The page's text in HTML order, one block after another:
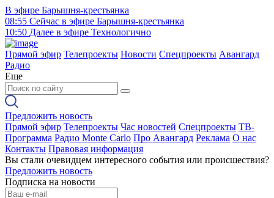
В эфире Барышня-крестьянка
08:55 Сейчас в эфире Барышня-крестьянка
10:50 Далее в эфире Технологично
Прямой эфир Телепроекты Новости Спецпроекты Авангард
Радио
Еще
Предложить новость
Прямой эфир Телепроекты Час новостей Спецпроекты ТВ-
Программа Радио Monte Carlo Про Авангард Реклама О нас
Контакты Правовая информация
Вы стали очевидцем интересного события или происшествия?
Предложить новость
Подписка на новости